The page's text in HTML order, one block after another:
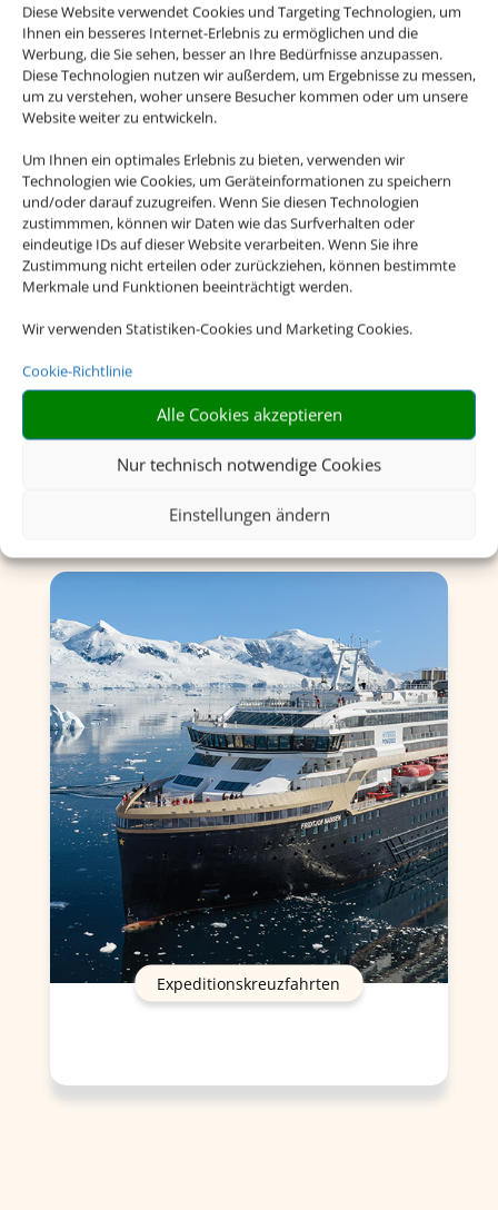
Diese Website verwendet Cookies und Targeting Technologien, um
Ihnen ein besseres Internet-Erlebnis zu ermöglichen und die
Werbung, die Sie sehen, besser an Ihre Bedürfnisse anzupassen.
Diese Technologien nutzen wir außerdem, um Ergebnisse zu messen,
um zu verstehen, woher unsere Besucher kommen oder um unsere
Website weiter zu entwickeln.
Um Ihnen ein optimales Erlebnis zu bieten, verwenden wir
Technologien wie Cookies, um Geräteinformationen zu speichern
und/oder darauf zuzugreifen. Wenn Sie diesen Technologien
zustimmmen, können wir Daten wie das Surfverhalten oder
eindeutige IDs auf dieser Website verarbeiten. Wenn Sie ihre
Zustimmung nicht erteilen oder zurückziehen, können bestimmte
Merkmale und Funktionen beeinträchtigt werden.
Wir verwenden Statistiken-Cookies und Marketing Cookies.
Cookie-Richtlinie
Alle Cookies akzeptieren
Nur technisch notwendige Cookies
Einstellungen ändern
Expeditionskreuzfahrten